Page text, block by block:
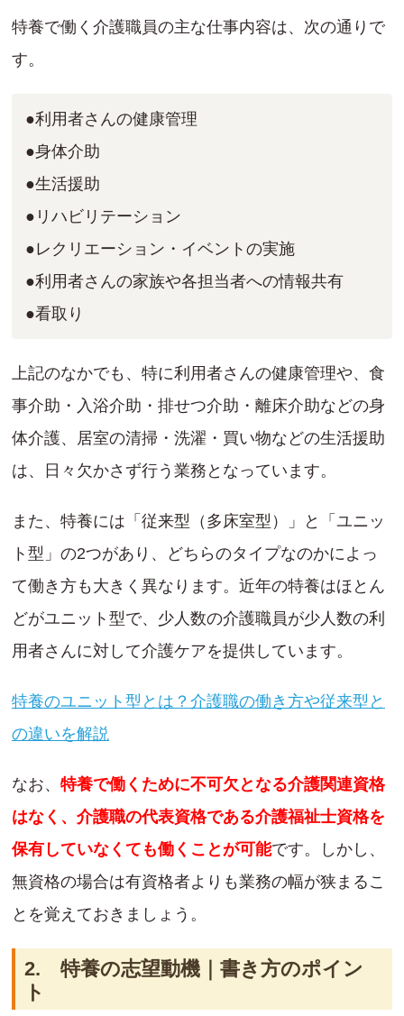
特養で働く介護職員の主な仕事内容は、次の通りで
す。
●利用者さんの健康管理
●身体介助
●生活援助
●リハビリテーション
●レクリエーション・イベントの実施
●利用者さんの家族や各担当者への情報共有
●看取り
上記のなかでも、特に利用者さんの健康管理や、食
事介助・入浴介助・排せつ介助・離床介助などの身
体介護、居室の清掃・洗濯・買い物などの生活援助
は、日々欠かさず行う業務となっています。
また、特養には「従来型（多床室型）」と「ユニッ
ト型」の2つがあり、どちらのタイプなのかによっ
て働き方も大きく異なります。近年の特養はほとん
どがユニット型で、少人数の介護職員が少人数の利
用者さんに対して介護ケアを提供しています。
特養のユニット型とは？介護職の働き方や従来型と
の違いを解説
なお、 特養で働くために不可欠となる介護関連資格
はなく、介護職の代表資格である介護福祉士資格を
保有していなくても働くことが可能です。しかし、
無資格の場合は有資格者よりも業務の幅が狭まるこ
とを覚えておきましょう。
2. 特養の志望動機｜書き方のポイン
ト